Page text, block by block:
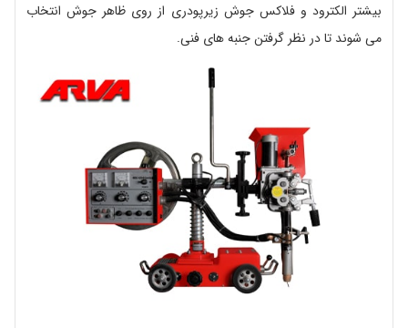
بیشتر الکترود و فلاکس جوش زیرپودری از روی ظاهر جوش انتخاب
می شوند تا در نظر گرفتن جنبه های فنی.